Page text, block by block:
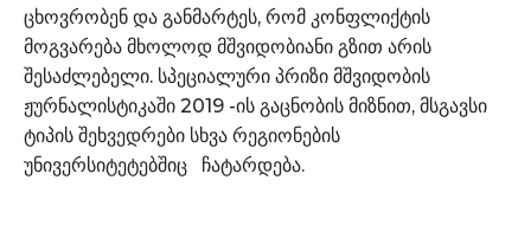
ცხოვრობენ და განმარტეს, რომ კონფლიქტის
მოგვარება მხოლოდ მშვიდობიანი გზით არის
შესაძლებელი. სპეციალური პრიზი მშვიდობის
ჟურნალისტიკაში 2019 -ის გაცნობის მიზნით, მსგავსი
ტიპის შეხვედრები სხვა რეგიონების
უნივერსიტეტებშიც ჩატარდება.